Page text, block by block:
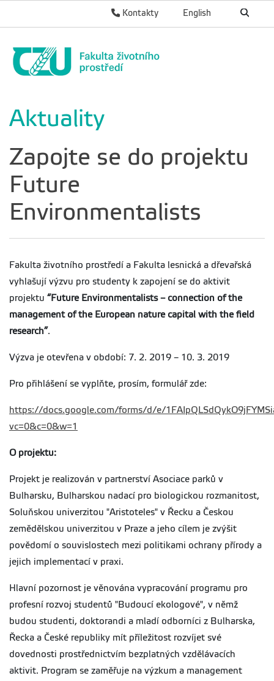
English
Kontakty
Aktuality
Zapojte se do projektu
Future
Environmentalists
Fakulta životního prostředí a Fakulta lesnická a dřevařská
vyhlašují výzvu pro studenty k zapojení se do aktivit
projektu “Future Environmentalists – connection of the
management of the European nature capital with the field
research”.
Výzva je otevřena v období: 7. 2. 2019 – 10. 3. 2019
Pro přihlášení se vyplňte, prosím, formulář zde:
https://docs.google.com/forms/d/e/
vc=0&c=0&w=1
O projektu:
Projekt je realizován v partnerství Asociace parků v
Bulharsku, Bulharskou nadací pro biologickou rozmanitost,
Soluňskou univerzitou "Aristoteles" v Řecku a Českou
zemědělskou univerzitou v Praze a jeho cílem je zvýšit
povědomí o souvislostech mezi politikami ochrany přírody a
jejich implementací v praxi.
Hlavní pozornost je věnována vypracování programu pro
profesní rozvoj studentů "Budoucí ekologové", v němž
budou studenti, doktorandi a mladí odborníci z Bulharska,
Řecka a České republiky mít příležitost rozvíjet své
dovednosti prostřednictvím bezplatných vzdělávacích
aktivit. Program se zaměřuje na výzkum a management